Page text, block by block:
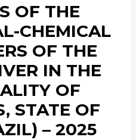
OF THE
CHEMICAL
OF THE
IN THE
OF
STATE OF
– 2025